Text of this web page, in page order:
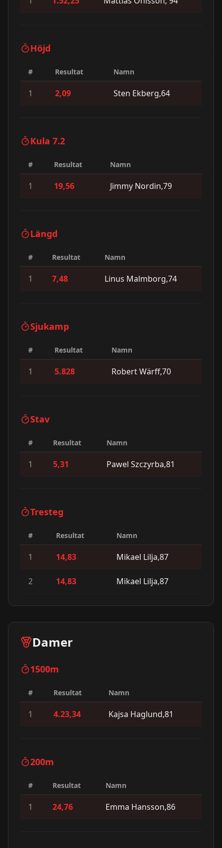
Höjd
# Resultat Namn
1 2,09 Sten Ekberg,64
Kula 7.2
# Resultat Namn
1 19,56 Jimmy Nordin,79
Längd
# Resultat Namn
1 7,48 Linus Malmborg,74
Sjukamp
# Resultat Namn
1 5.828 Robert Wärff,70
Stav
# Resultat Namn
1 5,31 Pawel Szczyrba,81
Tresteg
# Resultat Namn
1 14,83 Mikael Lilja,87
2 14,83 Mikael Lilja,87
Damer
1500m
# Resultat Namn
1 4.23,34 Kajsa Haglund,81
200m
# Resultat Namn
1 24,76 Emma Hansson,86